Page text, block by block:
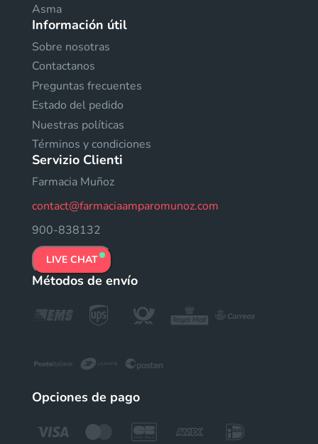
Asma
Información útil
Sobre nosotras
Contactanos
Preguntas frecuentes
Estado del pedido
Nuestras políticas
Términos y condiciones
Servizio Clienti
Farmacia Muñoz
contact@farmaciaamparomunoz.com
900-838132
LIVE CHAT
Métodos de envío
Opciones de pago